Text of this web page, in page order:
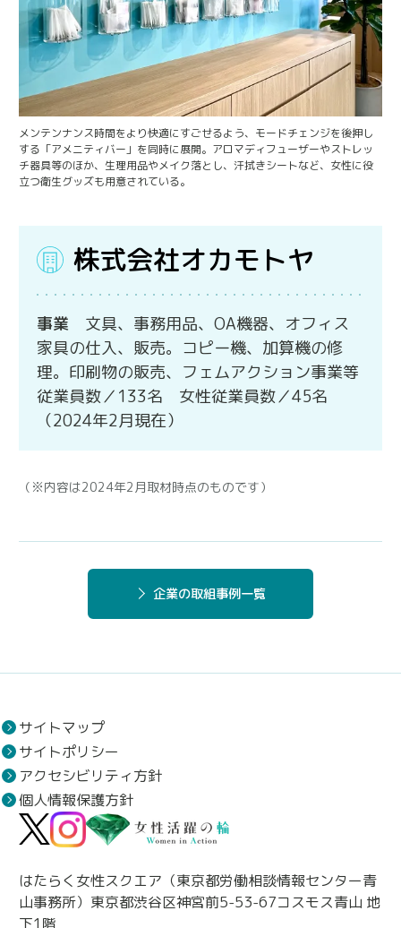
メンテンナンス時間をより快適にすごせるよう、モードチェンジを後押し
する「アメニティバー」を同時に展開。アロマディフューザーやストレッ
チ器具等のほか、生理用品やメイク落とし、汗拭きシートなど、女性に役
立つ衛生グッズも用意されている。
株式会社オカモトヤ
事業
文具、事務用品、OA機器、オフィス
家具の仕入、販売。コピー機、加算機の修
理。印刷物の販売、フェムアクション事業等
従業員数／133名 女性従業員数／45名
（2024年2月現在）
（※内容は2024年2月取材時点のものです）
企業の取組事例一覧
サイトマップ
サイトポリシー
アクセシビリティ方針
個人情報保護方針
はたらく女性スクエア（東京都労働相談情報センター青
山事務所）東京都渋谷区神宮前5-53-67コスモス青山 地
下1階